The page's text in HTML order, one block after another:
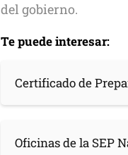
del gobierno.
Te puede interesar:
Certificado de
Oficinas de la SEP